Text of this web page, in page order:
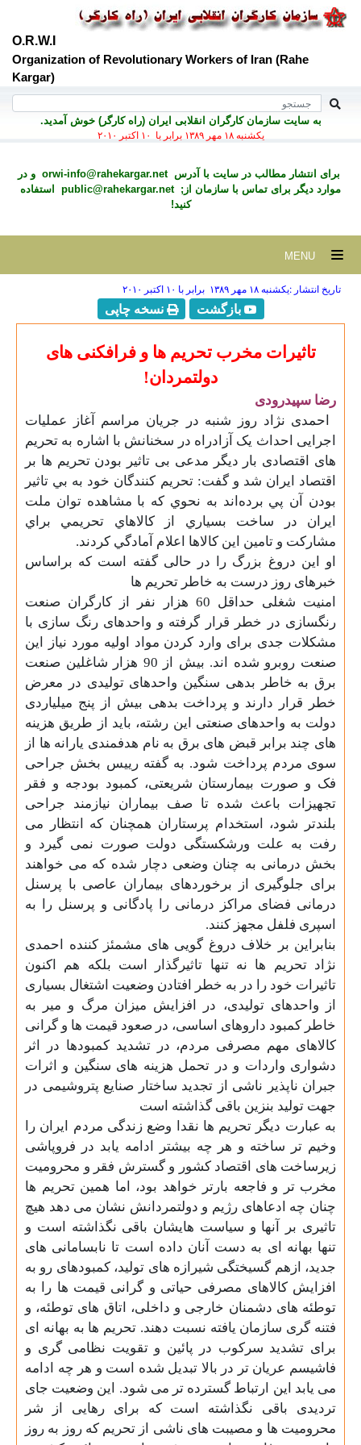
O.R.W.I
Organization of Revolutionary Workers of Iran (Rahe
Kargar)
به سايت سازمان کارگران انقلابی ايران (راه کارگر) خوش آمديد.
يكشنبه ۱۸ مهر ۱۳۸۹ برابر با ۱۰ اکتبر ۲۰۱۰
برای انتشار مطالب در سايت با آدرسorwi-info@rahekargar.net و در
موارد ديگر برای تماس با سازمان از;public@rahekargar.net
استفاده
کنید!
تاریخ انتشار :يكشنبه ۱۸ مهر ۱۳۸۹ برابر با ۱۰ اکتبر ۲۰۱۰
بازگشت نسخه چاپی
تاثیرات مخرب تحریم ها و فرافکنی های
دولتمردان!
رضا سپیدرودی
احمدی نژاد روز شنبه در جریان مراسم آغاز عملیات
اجرایی احداث یک آزادراه در سخنانش با اشاره به تحریم
های اقتصادی بار دیگر مدعی بی تاثیر بودن تحریم ها بر
اقتصاد ایران شد و گفت: تحريم كنندگان خود به بي تاثير
بودن آن پي برده‌اند به نحوي كه با مشاهده توان ملت
ايران در ساخت بسياري از كالاهاي تحريمي براي
مشاركت و تامين اين كالاها اعلام آمادگي كردند.
او این دروغ بزرگ را در حالی گفته است که براساس
خبرهای روز درست به خاطر تحریم ها
امنیت شغلی حداقل 60 هزار نفر از کارگران صنعت
رنگسازی در خطر قرار گرفته و واحدهای رنگ سازی با
مشکلات جدی برای وارد کردن مواد اولیه مورد نیاز این
صنعت روبرو شده اند. بیش از 90 هزار شاغلین صنعت
برق به خاطر بدهی سنگین واحدهای تولیدی در معرض
خطر قرار دارند و پرداخت بدهی بیش از پنج میلیاردی
دولت به واحدهای صنعتی این رشته، باید از طریق هزینه
های چند برابر قبض های برق به نام هدفمندی یارانه ها از
سوی مردم پرداخت شود. به گفته رییس بخش جراحى
فک و صورت بيمارستان شريعتى، کمبود بودجه و فقر
تجهیزات باعث شده تا صف بیماران نیازمند جراحی
بلندتر شود، استخدام پرستاران همچنان که انتظار می
رفت به علت ورشکستگی دولت صورت نمی گیرد و
بخش درمانی به چنان وضعی دچار شده که می خواهند
برای جلوگیری از برخوردهای بیماران عاصی با پرسنل
درمانی فضای مراکز درمانی را پادگانی و پرسنل را به
اسپری فلفل مجهز کنند.
بنابراین بر خلاف دروغ گویی های مشمئز کننده احمدی
نژاد تحریم ها نه تنها تاثیرگذار است بلکه هم اکنون
تاثیرات خود را در به خطر افتادن وضعیت اشتغال بسیاری
از واحدهای تولیدی، در افزایش میزان مرگ و میر به
خاطر کمبود داروهای اساسی، در صعود قیمت ها و گرانی
کالاهای مهم مصرفی مردم، در تشدید کمبودها در اثر
دشواری واردات و در تحمل هزینه های سنگین و اثرات
جبران ناپذیر ناشی از تجدید ساختار صنایع پتروشیمی در
جهت تولید بنزین باقی گذاشته است
به عبارت دیگر تحریم ها نقدا وضع زندگی مردم ایران را
وخیم تر ساخته و هر چه بیشتر ادامه یابد در فروپاشی
زیرساخت های اقتصاد کشور و گسترش فقر و محرومیت
مخرب تر و فاجعه بارتر خواهد بود، اما همین تحریم ها
چنان چه ادعاهای رژیم و دولتمردانش نشان می دهد هیچ
تاثیری بر آنها و سیاست هایشان باقی نگذاشته است و
تنها بهانه ای به دست آنان داده است تا نابسامانی های
جدید، ازهم گسیختگی شیرازه های تولید، کمبودهای رو به
افزایش کالاهای مصرفی حیاتی و گرانی قیمت ها را به
توطئه های دشمنان خارجی و داخلی، اتاق های توطئه، و
فتنه گری سازمان یافته نسبت دهند. تحریم ها به بهانه ای
برای تشدید سرکوب در پائین و تقویت نظامی گری و
فاشیسم عریان تر در بالا تبدیل شده است و هر چه ادامه
می یابد این ارتباط گسترده تر می شود. این وضعیت جای
تردیدی باقی نگذاشته است که برای رهایی از شر
محرومیت ها و مصیبت های ناشی از تحریم که روز به روز